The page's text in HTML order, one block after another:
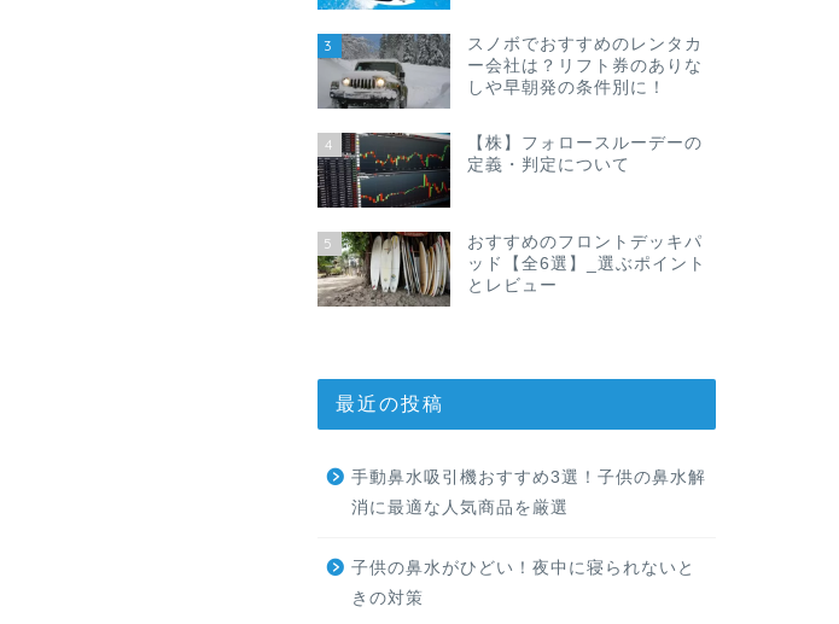
3
スノボでおすすめのレンタカ
ー会社は？リフト券のありな
しや早朝発の条件別に！
4
【株】フォロースルーデーの
定義・判定について
5
おすすめのフロントデッキパ
ッド【全6選】_選ぶポイント
とレビュー
最近の投稿
手動鼻水吸引機おすすめ3選！子供の鼻水解
消に最適な人気商品を厳選
子供の鼻水がひどい！夜中に寝られないと
きの対策